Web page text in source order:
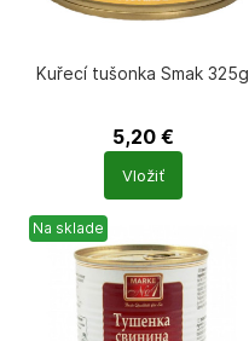
Kuřecí tušonka Smak 325g
5,20 €
Počet
produktů
Vložiť
Na sklade